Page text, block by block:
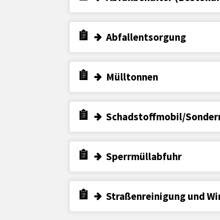
Abfallentsorgung
Mülltonnen
Schadstoffmobil/
Sperrmüllabfuhr
Straßenreinigung und